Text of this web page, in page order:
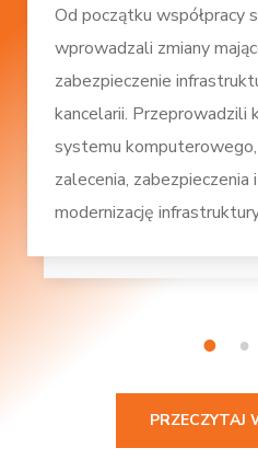
Od początku współpracy
wprowadzali zmiany
zabezpieczenie
kancelarii.
systemu
zalecenia,
modernizację
1 2
PRZECZYTAJ